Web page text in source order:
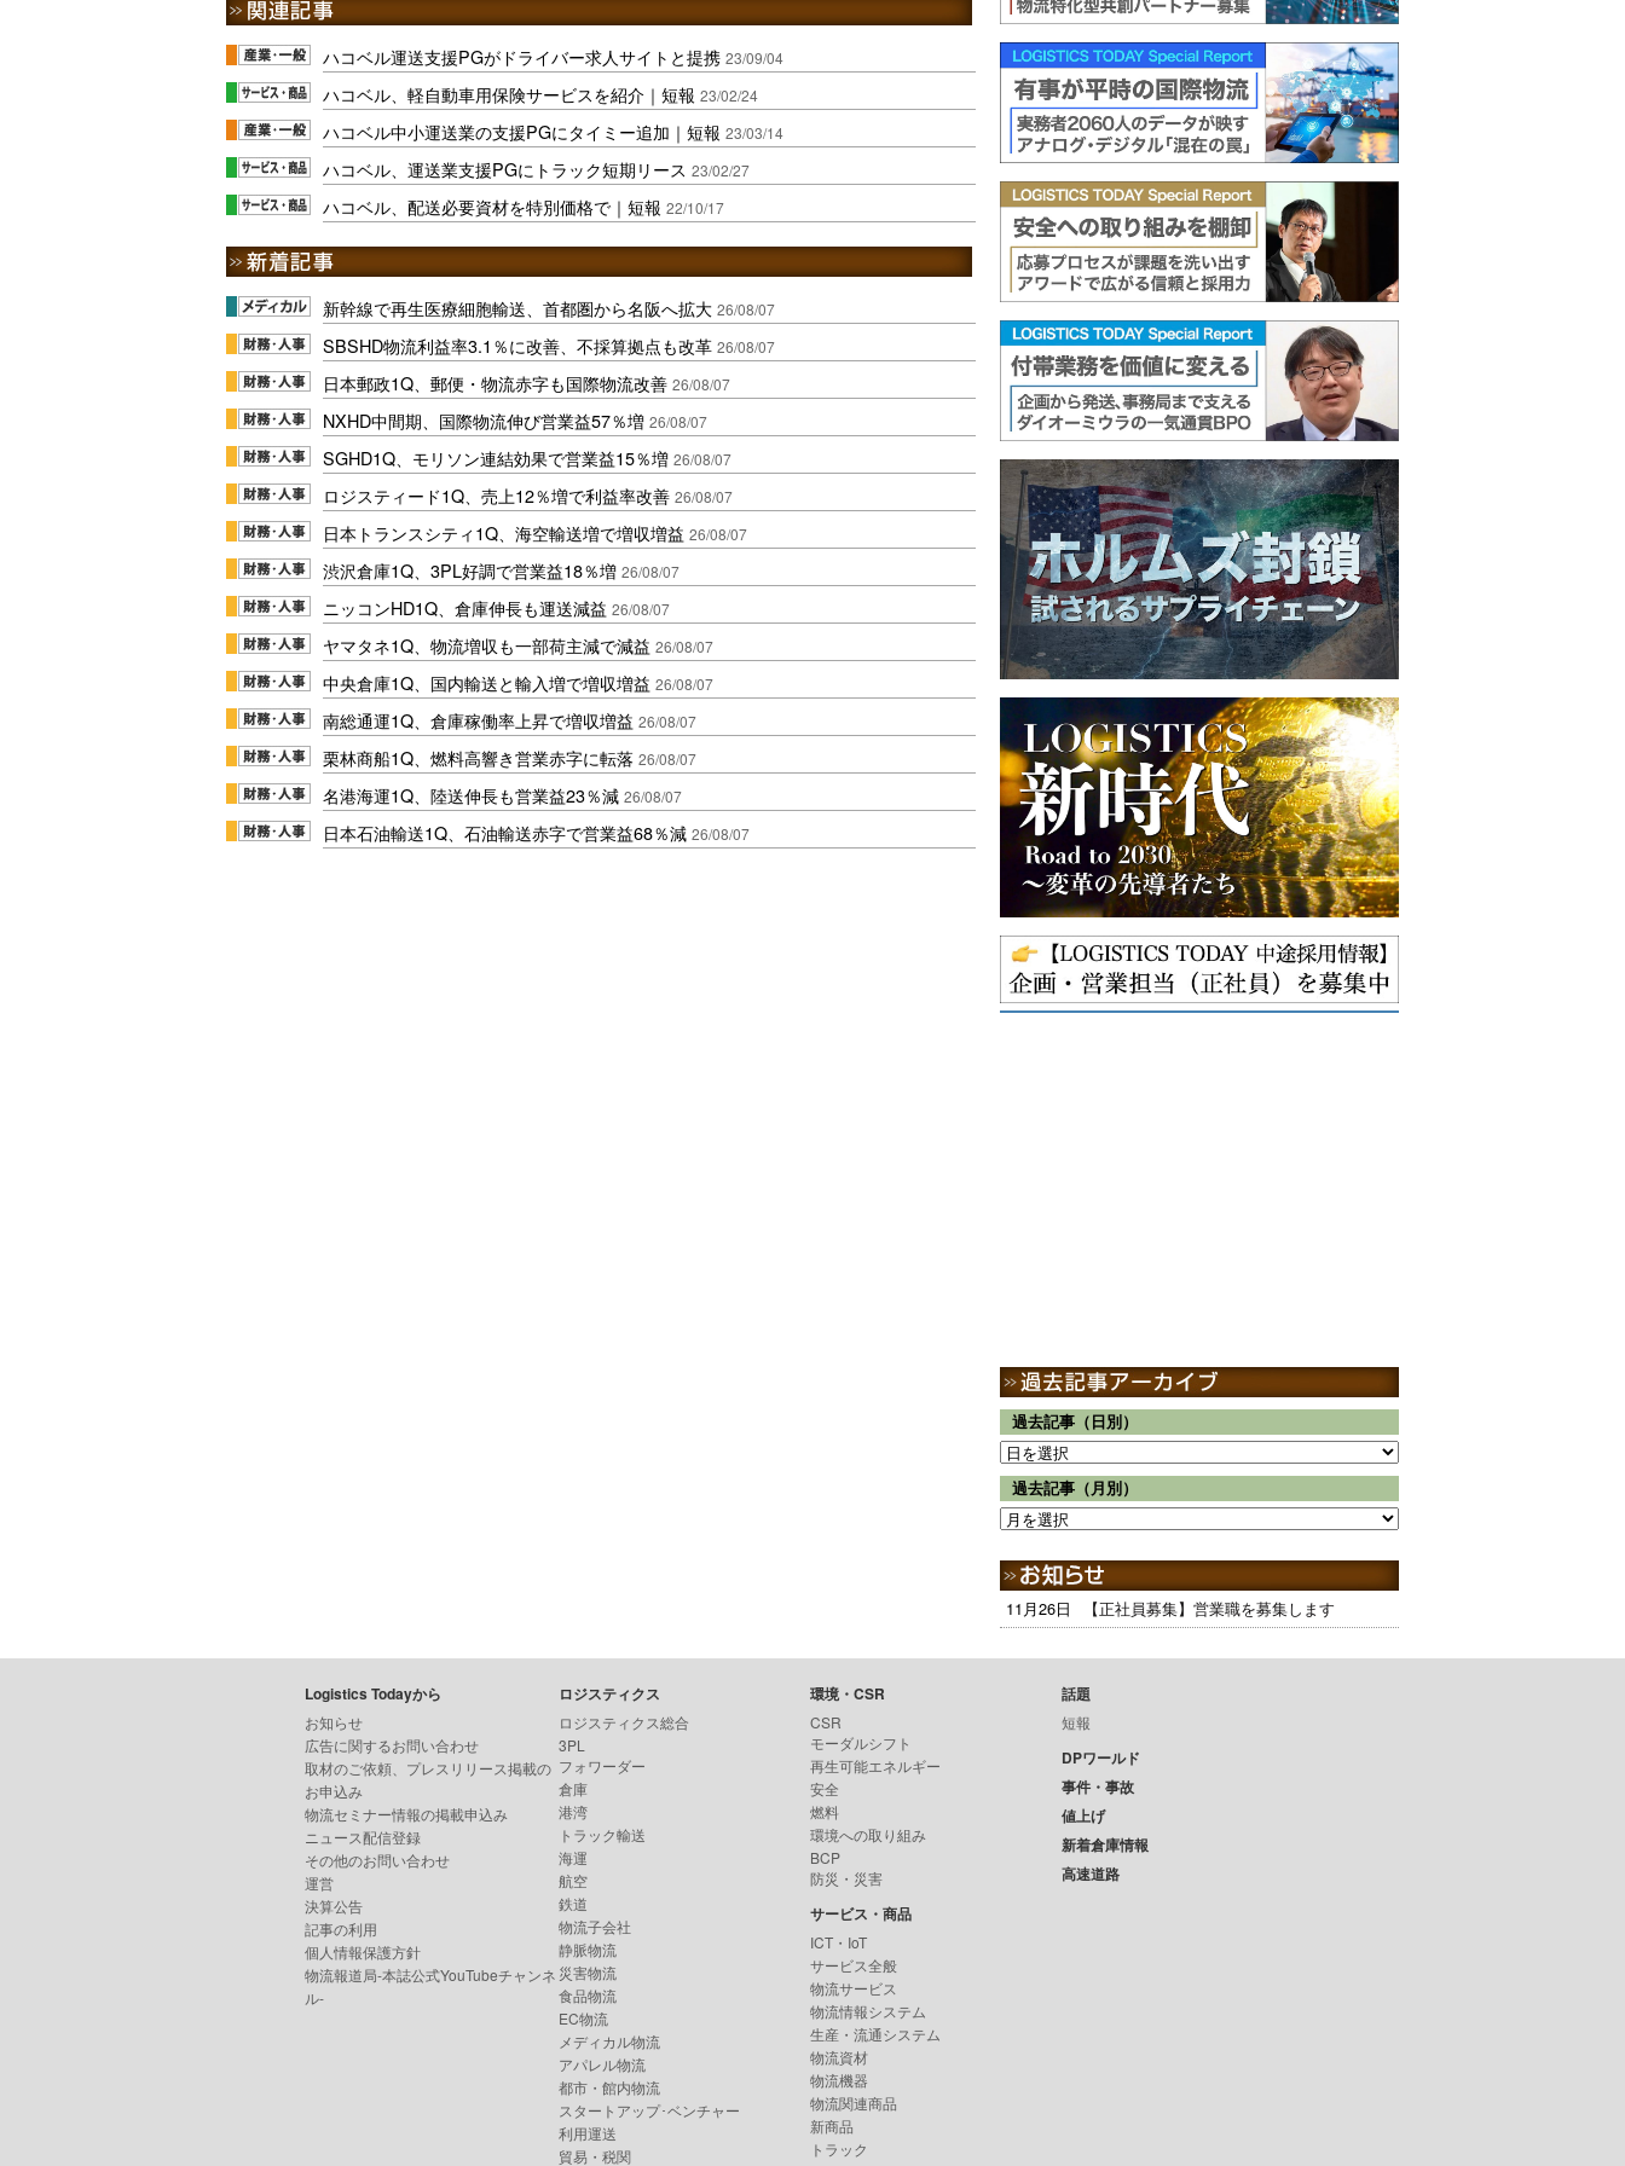
ハコベル運送支援PGがドライバー求人サイトと提携 23/09/04
ハコベル、軽自動車用保険サービスを紹介｜短報 23/02/24
ハコベル中小運送業の支援PGにタイミー追加｜短報 23/03/14
ハコベル、運送業支援PGにトラック短期リース 23/02/27
ハコベル、配送必要資材を特別価格で｜短報 22/10/17
新幹線で再生医療細胞輸送、首都圏から名阪へ拡大 26/08/07
SBSHD物流利益率3.1％に改善、不採算拠点も改革 26/08/07
日本郵政1Q、郵便・物流赤字も国際物流改善 26/08/07
NXHD中間期、国際物流伸び営業益57％増 26/08/07
SGHD1Q、モリソン連結効果で営業益15％増 26/08/07
ロジスティード1Q、売上12％増で利益率改善 26/08/07
日本トランスシティ1Q、海空輸送増で増収増益 26/08/07
渋沢倉庫1Q、3PL好調で営業益18％増 26/08/07
ニッコンHD1Q、倉庫伸長も運送減益 26/08/07
ヤマタネ1Q、物流増収も一部荷主減で減益 26/08/07
中央倉庫1Q、国内輸送と輸入増で増収増益 26/08/07
南総通運1Q、倉庫稼働率上昇で増収増益 26/08/07
栗林商船1Q、燃料高響き営業赤字に転落 26/08/07
名港海運1Q、陸送伸長も営業益23％減 26/08/07
日本石油輸送1Q、石油輸送赤字で営業益68％減 26/08/07
過去記事（日別）
過去記事（月別）
11月26日 【正社員募集】営業職を募集します
Logistics Todayから
お知らせ
広告に関するお問い合わせ
取材のご依頼、プレスリリース掲載の
お申込み
物流セミナー情報の掲載申込み
ニュース配信登録
その他のお問い合わせ
運営
決算公告
記事の利用
個人情報保護方針
物流報道局-本誌公式YouTubeチャンネ
ル-
ロジスティクス
ロジスティクス総合
3PL
フォワーダー
倉庫
港湾
トラック輸送
海運
航空
鉄道
物流子会社
静脈物流
災害物流
食品物流
EC物流
メディカル物流
アパレル物流
都市・館内物流
スタートアップ･ベンチャー
利用運送
貿易・税関
環境・CSR
CSR
モーダルシフト
再生可能エネルギー
安全
燃料
環境への取り組み
BCP
防災・災害
サービス・商品
ICT・IoT
サービス全般
物流サービス
物流情報システム
生産・流通システム
物流資材
物流機器
物流関連商品
新商品
トラック
話題
短報
DPワールド
事件・事故
値上げ
新着倉庫情報
高速道路